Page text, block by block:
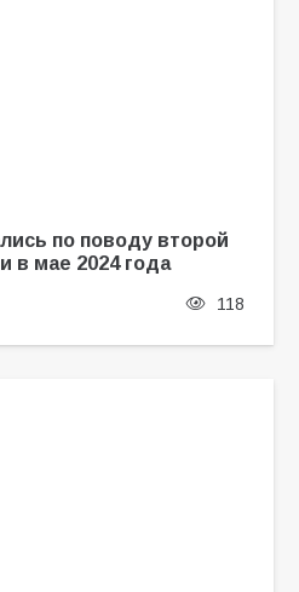
по поводу второй
в мае 2024 года
118